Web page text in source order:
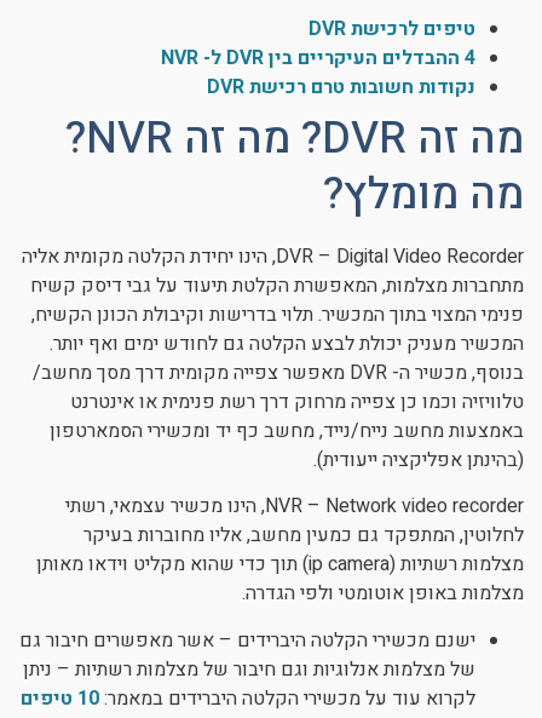
טיפים לרכישת DVR
4 ההבדלים העיקריים בין DVR ל- NVR
נקודות חשובות טרם רכישת DVR
מה זה DVR? מה זה NVR?
מה מומלץ?
DVR – Digital Video Recorder, הינו יחידת הקלטה מקומית אליה
מתחברות מצלמות, המאפשרת הקלטת תיעוד על גבי דיסק קשיח
פנימי המצוי בתוך המכשיר. תלוי בדרישות וקיבולת הכונן הקשיח,
המכשיר מעניק יכולת לבצע הקלטה גם לחודש ימים ואף יותר.
בנוסף, מכשיר ה- DVR מאפשר צפייה מקומית דרך מסך מחשב/
טלוויזיה וכמו כן צפייה מרחוק דרך רשת פנימית או אינטרנט
באמצעות מחשב נייח/נייד, מחשב כף יד ומכשירי הסמארטפון
(בהינתן אפליקציה ייעודית).
NVR – Network video recorder, הינו מכשיר עצמאי, רשתי
לחלוטין, המתפקד גם כמעין מחשב, אליו מחוברות בעיקר
מצלמות רשתיות (ip camera) תוך כדי שהוא מקליט וידאו מאותן
מצלמות באופן אוטומטי ולפי הגדרה.
ישנם מכשירי הקלטה היברידים – אשר מאפשרים חיבור גם
של מצלמות אנלוגיות וגם חיבור של מצלמות רשתיות – ניתן
לקרוא עוד על מכשירי הקלטה היברידים במאמר:
10 טיפים